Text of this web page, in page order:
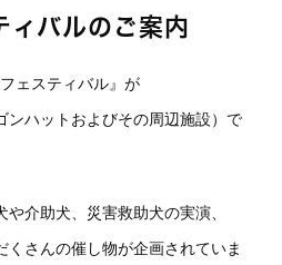
ィバルのご案内
ェスティバル』が
ンハットおよびその周辺施設）で
介助犬、災害救助犬の実演、
さんの催し物が企画されていま